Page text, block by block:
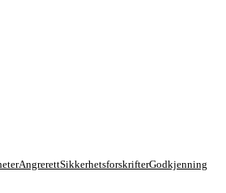
AngrerettSikkerhetsforskrifterGodkjenning